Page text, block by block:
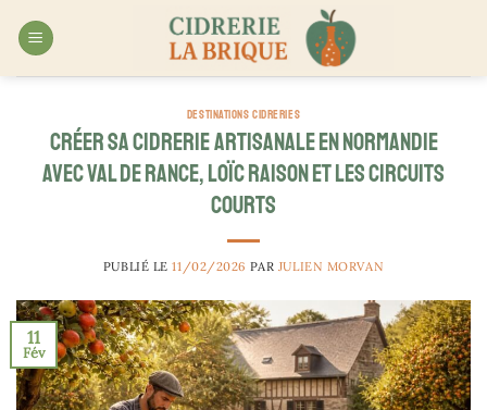
DESTINATIONS CIDRERIES
Créer sa cidrerie artisanale en Normandie
avec Val de Rance, Loïc Raison et les circuits
courts
PUBLIÉ LE11/02/2026 PAR JULIEN MORVAN
11
Fév